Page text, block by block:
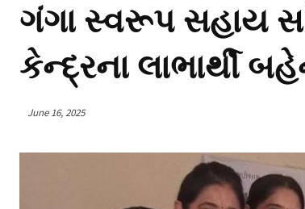
ગંગા સ્વરૂપ સહાય
કેન્દ્રના લાભાર્થી
June 16, 2025